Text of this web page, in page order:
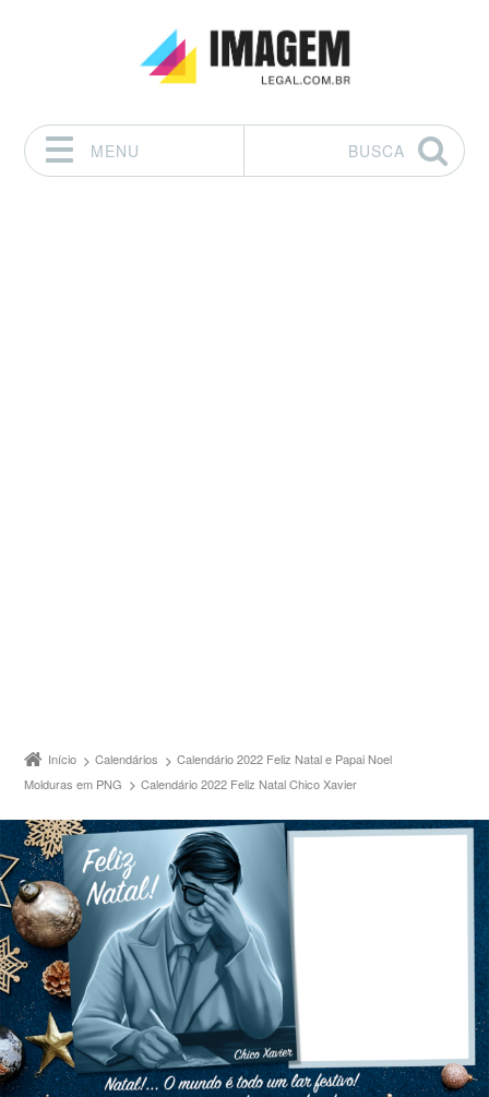
MENU
BUSCA
Início Calendários
Calendário 2022 Feliz Natal e Papai Noel
Molduras em PNG
Calendário 2022 Feliz Natal Chico Xavier